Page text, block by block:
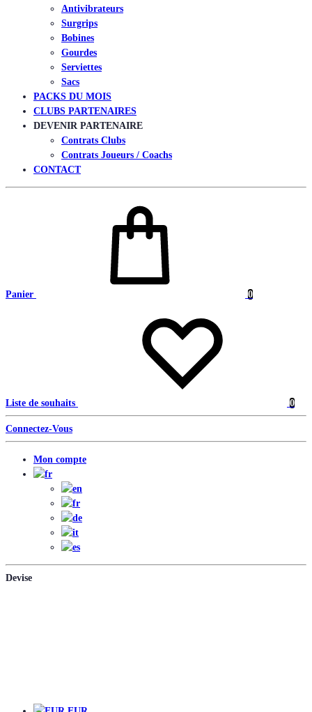
Antivibrateurs
Surgrips
Bobines
Gourdes
Serviettes
Sacs
PACKS DU MOIS
CLUBS PARTENAIRES
DEVENIR PARTENAIRE
Contrats Clubs
Contrats Joueurs / Coachs
CONTACT
Panier 0
Liste de souhaits 0
Connectez-Vous
Mon compte
Devise